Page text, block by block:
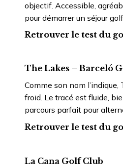
objectif. Accessible,
pour démarrer un séjour
Retrouver le test du
The Lakes – Barceló
Comme son nom
froid. Le tracé est fluide,
parcours parfait pour
Retrouver le test du
La Cana Golf Club